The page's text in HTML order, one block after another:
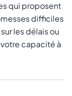
qui proposent
difficiles
les délais ou
capacité à